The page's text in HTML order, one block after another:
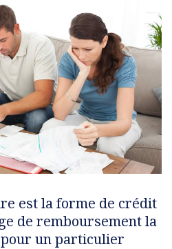
est la forme de crédit
de remboursement la
un particulier